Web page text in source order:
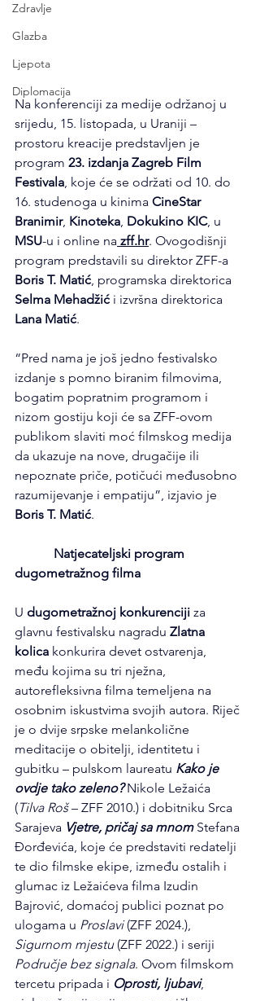
Zdravlje
Glazba
Ljepota
Diplomacija
Na konferenciji za medije održanoj u
srijedu, 15. listopada, u Uraniji –
prostoru kreacije predstavljen je
program 23. izdanja Zagreb Film
Festivala, koje će se održati od 10. do
16. studenoga u kinima CineStar
Branimir, Kinoteka, Dokukino KIC, u
MSU-u i online na zff.hr. Ovogodišnji
program predstavili su direktor ZFF-a
Boris T. Matić, programska direktorica
Selma Mehadžić i izvršna direktorica
Lana Matić.
“Pred nama je još jedno festivalsko
izdanje s pomno biranim filmovima,
bogatim popratnim programom i
nizom gostiju koji će sa ZFF-ovom
publikom slaviti moć filmskog medija
da ukazuje na nove, drugačije ili
nepoznate priče, potičući međusobno
razumijevanje i empatiju”, izjavio je
Boris T. Matić.
Natjecateljski program
dugometražnog filma
U dugometražnoj konkurenciji za
glavnu festivalsku nagradu Zlatna
kolica konkurira devet ostvarenja,
među kojima su tri nježna,
autorefleksivna filma temeljena na
osobnim iskustvima svojih autora. Riječ
je o dvije srpske melankolične
meditacije o obitelji, identitetu i
gubitku – pulskom laureatu Kako je
ovdje tako zeleno? Nikole Ležaića
(Tilva Roš – ZFF 2010.) i dobitniku Srca
Sarajeva Vjetre, pričaj sa mnom Stefana
Đorđevića, koje će predstaviti redatelji
te dio filmske ekipe, između ostalih i
glumac iz Ležaićeva filma Izudin
Bajrović, domaćoj publici poznat po
ulogama u Proslavi (ZFF 2024.),
Sigurnom mjestu (ZFF 2022.) i seriji
Područje bez signala. Ovom filmskom
tercetu pripada i Oprosti, ljubavi,